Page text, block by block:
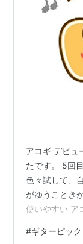
アコギ デビュ
たです。 5回
色々試して、
がゆうことき
使いやすい ア
た。 ２０年位
#ギターピック